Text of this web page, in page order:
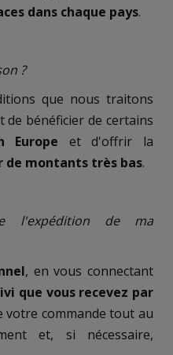
dans chaque pays.
?
que nous traitons
de bénéficier de certains
Europe et d'offrir la
montants très bas.
l'expédition de ma
, en vous connectant
que vous recevez par
votre commande tout au
et, si nécessaire,